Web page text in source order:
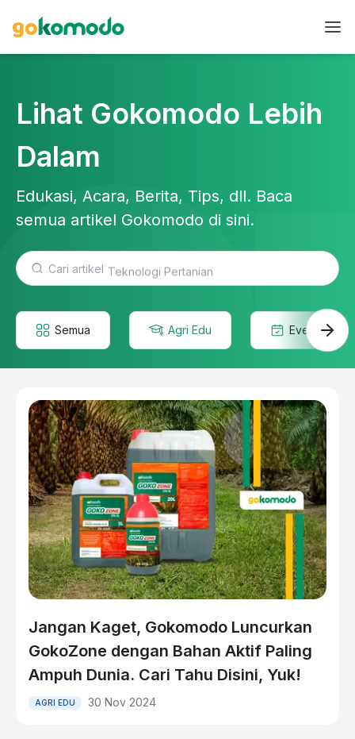
Lihat Gokomodo Lebih
Dalam
Edukasi, Acara, Berita, Tips, dll. Baca
semua artikel Gokomodo di sini.
Teknologi Pertanian
Semua Agri Edu Event
Jangan Kaget, Gokomodo Luncurkan
GokoZone dengan Bahan Aktif Paling
Ampuh Dunia. Cari Tahu Disini, Yuk!
AGRI EDU 30 Nov 2024